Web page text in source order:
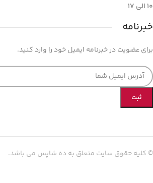
۱۰ الی ۱۷
خبرنامه
برای عضویت در خبرنامه ایمیل خود را وارد کنید.
© کلیه حقوق سایت متعلق به ده شاپس می باشد.